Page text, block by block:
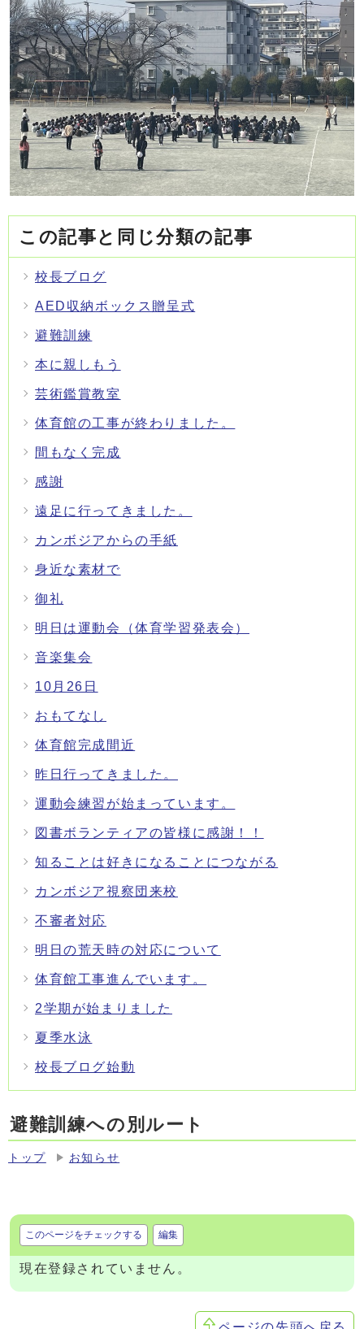
この記事と同じ分類の記事
校長ブログ
AED収納ボックス贈呈式
避難訓練
本に親しもう
芸術鑑賞教室
体育館の工事が終わりました。
間もなく完成
感謝
遠足に行ってきました。
カンボジアからの手紙
身近な素材で
御礼
明日は運動会（体育学習発表会）
音楽集会
10月26日
おもてなし
体育館完成間近
昨日行ってきました。
運動会練習が始まっています。
図書ボランティアの皆様に感謝！！
知ることは好きになることにつながる
カンボジア視察団来校
不審者対応
明日の荒天時の対応について
体育館工事進んでいます。
2学期が始まりました
夏季水泳
校長ブログ始動
避難訓練への別ルート
トップ お知らせ
このページをチェックする 編集
現在登録されていません。